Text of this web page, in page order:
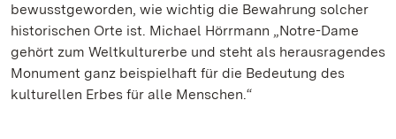
bewusstgeworden, wie wichtig die Bewahrung solcher
historischen Orte ist. Michael Hörrmann „Notre-Dame
gehört zum Weltkulturerbe und steht als herausragendes
Monument ganz beispielhaft für die Bedeutung des
kulturellen Erbes für alle Menschen.“